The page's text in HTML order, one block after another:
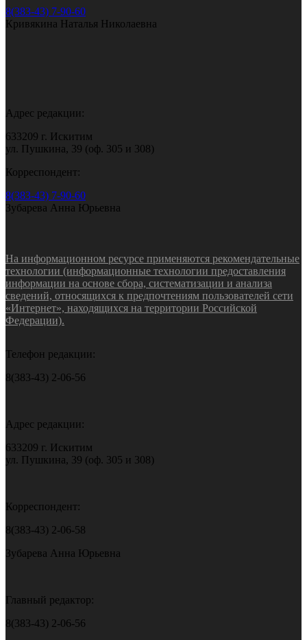
8(383-43) 7-90-60
Кривякина Наталья Николаевна
Адрес редакции:
633209 г. Искитим
ул. Пушкина, 39 (оф. 305 и 308)
Корреспондент:
8(383-43) 7-90-60
Зубарева Анна Юрьевна
На информационном ресурсе применяются рекомендательные
технологии (информационные технологии предоставления
информации на основе сбора, систематизации и анализа
сведений, относящихся к предпочтениям пользователей сети
«Интернет», находящихся на территории Российской
Федерации).
Телефон редакции:
8(383-43) 2-06-56
Адрес редакции:
633209 г. Искитим
ул. Пушкина, 39 (оф. 305 и 308)
Корреспондент:
8(383-43) 2-06-58
Зубарева Анна Юрьевна
Главный редактор:
8(383-43) 2-06-56